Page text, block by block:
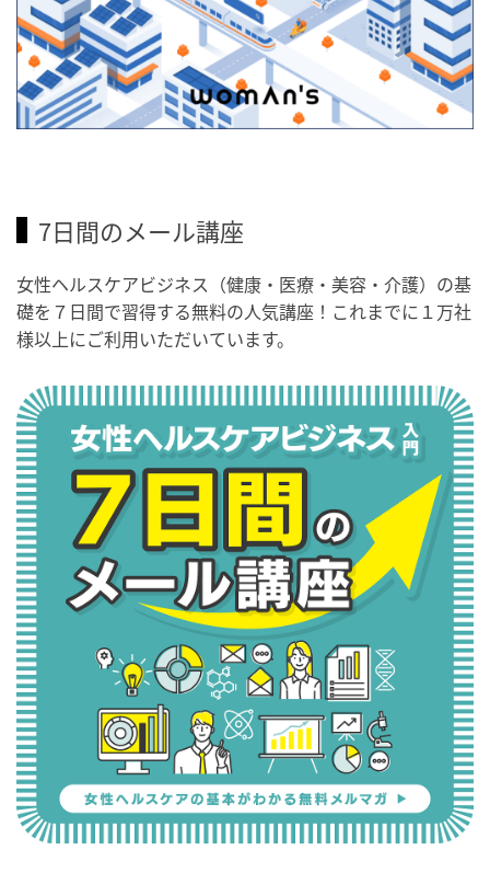
7日間のメール講座
女性ヘルスケアビジネス（健康・医療・美容・介護）の基
礎を７日間で習得する無料の人気講座！これまでに１万社
様以上にご利用いただいています。